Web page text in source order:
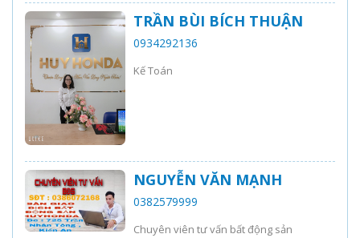
TRẦN BÙI BÍCH THUẬN
0934292136
Kế Toán
NGUYỄN VĂN MẠNH
0382579999
Chuyên viên tư vấn bất động sản